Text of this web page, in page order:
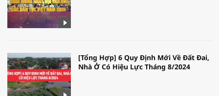
[Tổng Hợp] 6 Quy Định Mới Về Đất Đai,
Nhà Ở Có Hiệu Lực Tháng 8/2024